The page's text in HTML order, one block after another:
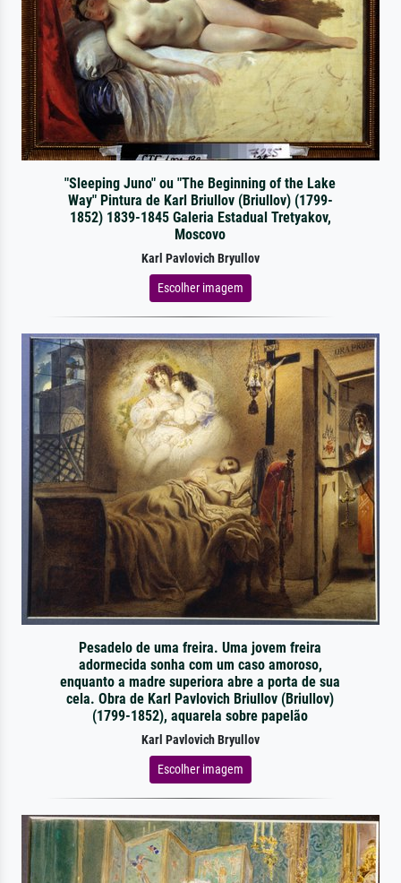
"Sleeping Juno" ou "The Beginning of the Lake
Way" Pintura de Karl Briullov (Briullov) (1799-
1852) 1839-1845 Galeria Estadual Tretyakov,
Moscovo
Karl Pavlovich Bryullov
Escolher imagem
Pesadelo de uma freira. Uma jovem freira
adormecida sonha com um caso amoroso,
enquanto a madre superiora abre a porta de sua
cela. Obra de Karl Pavlovich Briullov (Briullov)
(1799-1852), aquarela sobre papelão
Karl Pavlovich Bryullov
Escolher imagem